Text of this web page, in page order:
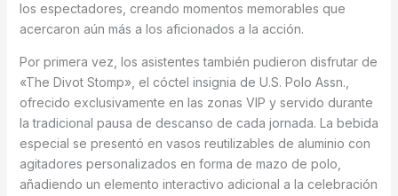
los espectadores, creando momentos memorables que
acercaron aún más a los aficionados a la acción.
Por primera vez, los asistentes también pudieron disfrutar de
«The Divot Stomp», el cóctel insignia de U.S. Polo Assn.,
ofrecido exclusivamente en las zonas VIP y servido durante
la tradicional pausa de descanso de cada jornada. La bebida
especial se presentó en vasos reutilizables de aluminio con
agitadores personalizados en forma de mazo de polo,
añadiendo un elemento interactivo adicional a la celebración